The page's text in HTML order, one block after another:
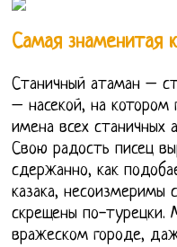
Самая знаменитая
Станичный атаман –
– насекой, на котором
имена всех станичных
Свою радость писец
сдержанно, как
казака, несоизмеримы
скрещены по-
вражеском городе,